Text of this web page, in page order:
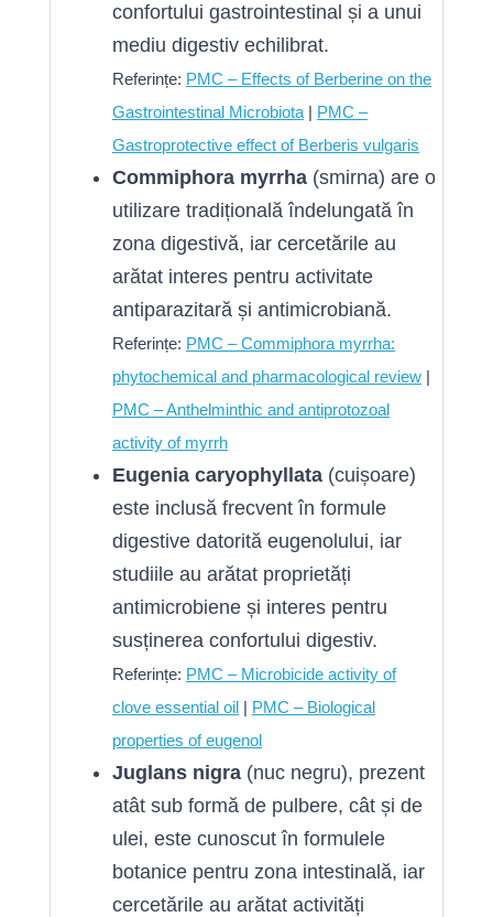
confortului gastrointestinal și a unui
mediu digestiv echilibrat.
Referințe: PMC – Effects of Berberine on the
Gastrointestinal Microbiota | PMC –
Gastroprotective effect of Berberis vulgaris
Commiphora myrrha (smirna) are o
utilizare tradițională îndelungată în
zona digestivă, iar cercetările au
arătat interes pentru activitate
antiparazitară și antimicrobiană.
Referințe: PMC – Commiphora myrrha:
phytochemical and pharmacological review |
PMC – Anthelminthic and antiprotozoal
activity of myrrh
Eugenia caryophyllata (cuișoare)
este inclusă frecvent în formule
digestive datorită eugenolului, iar
studiile au arătat proprietăți
antimicrobiene și interes pentru
susținerea confortului digestiv.
Referințe: PMC – Microbicide activity of
clove essential oil | PMC – Biological
properties of eugenol
Juglans nigra (nuc negru), prezent
atât sub formă de pulbere, cât și de
ulei, este cunoscut în formulele
botanice pentru zona intestinală, iar
cercetările au arătat activități